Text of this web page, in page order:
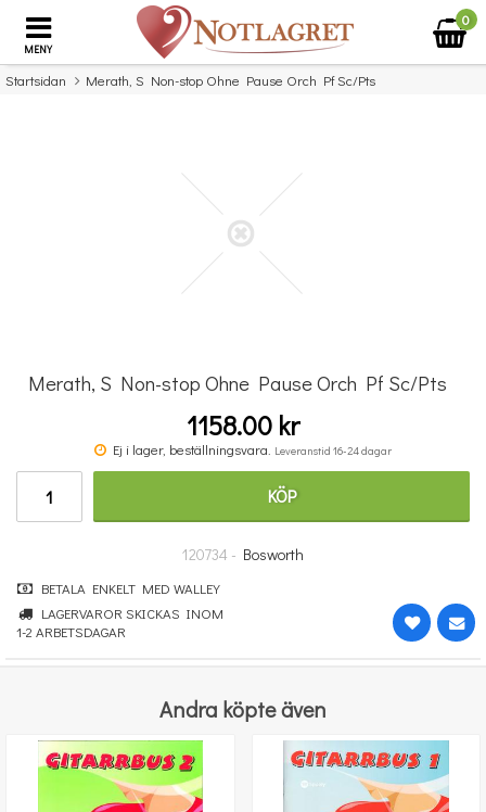
MENY
0
Startsidan Merath, S Non-stop Ohne Pause Orch Pf Sc/Pts
Michael Aaron Piano Course: Lessons Grade Four
Merath, S Non-stop Ohne Pause Orch Pf Sc/Pts
1158.00 kr
Ej i lager, beställningsvara. Leveranstid 16-24 dagar
KÖP
120734 - Bosworth
BETALA ENKELT MED WALLEY
LAGERVAROR SKICKAS INOM
1-2 ARBETSDAGAR
Andra köpte även